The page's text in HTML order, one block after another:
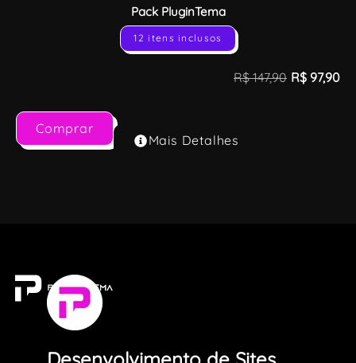
Pack PluginTema
12 itens inclusos
R$147,90 R$ 97,90
Comprar
Mais Detalhes